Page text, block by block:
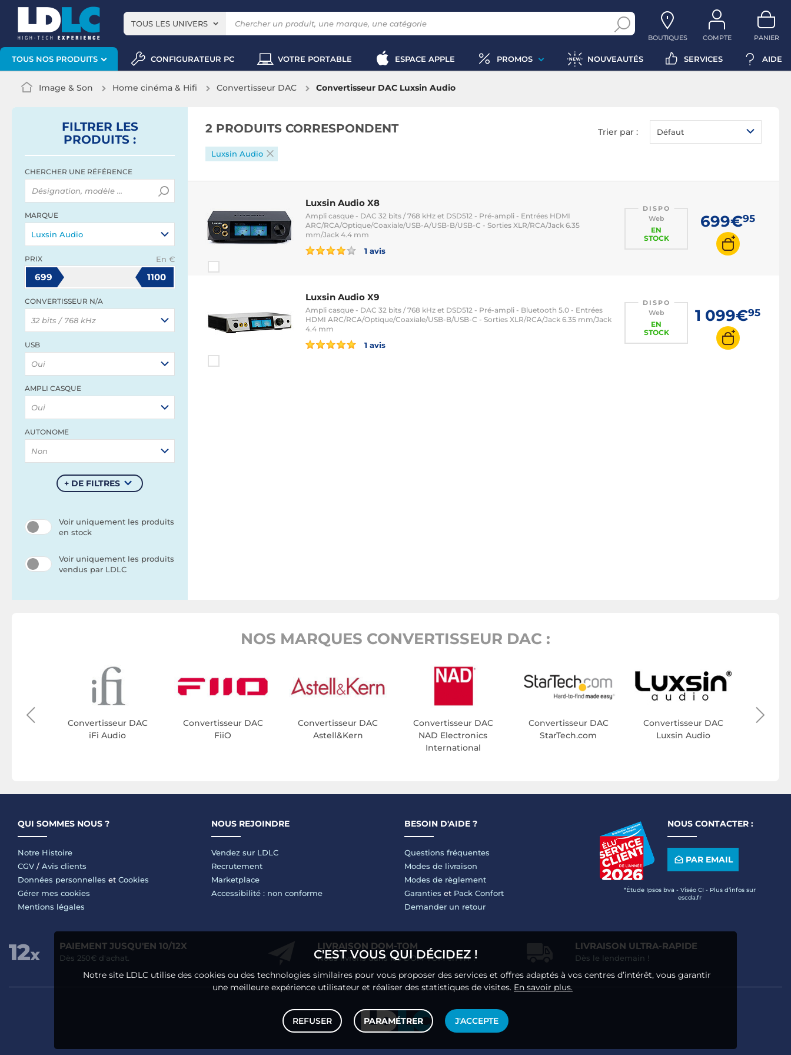
TOUS LES UNIVERS
BOUTIQUES COMPTE PANIER
TOUS NOS PRODUITS CONFIGURATEUR PC VOTRE PORTABLE ESPACE APPLE PROMOS NOUVEAUTÉS SERVICES AIDE
Image & Son Home cinéma & Hifi Convertisseur DAC Convertisseur DAC Luxsin Audio
FILTRER LES
PRODUITS :
CHERCHER UNE RÉFÉRENCE
MARQUE
Luxsin Audio
PRIX En €
699 1100
CONVERTISSEUR N/A
32 bits / 768 kHz
USB
Oui
AMPLI CASQUE
Oui
AUTONOME
Non
+ DE FILTRES
Voir uniquement les produits
en stock
Voir uniquement les produits
vendus par LDLC
2 PRODUITS CORRESPONDENT Trier par : Défaut
Luxsin Audio
Luxsin Audio X8
Ampli casque - DAC 32 bits / 768 kHz et DSD512 - Pré-ampli - Entrées HDMI
ARC/RCA/Optique/Coaxiale/USB-A/USB-B/USB-C - Sorties XLR/RCA/Jack 6.35
mm/Jack 4.4 mm
1 avis
DISPO
Web
EN
STOCK
699€95
Luxsin Audio X9
Ampli casque - DAC 32 bits / 768 kHz et DSD512 - Pré-ampli - Bluetooth 5.0 - Entrées
HDMI ARC/RCA/Optique/Coaxiale/USB-B/USB-C - Sorties XLR/RCA/Jack 6.35 mm/Jack
4.4 mm
1 avis
DISPO
Web
EN
STOCK
1 099€95
NOS MARQUES CONVERTISSEUR DAC :
Convertisseur DAC
iFi Audio
Convertisseur DAC
FiiO
Convertisseur DAC
Astell&Kern
Convertisseur DAC
NAD Electronics
International
Convertisseur DAC
StarTech.com
Convertisseur DAC
Luxsin Audio
QUI SOMMES NOUS ?
Notre Histoire
CGV / Avis clients
Données personnelles et Cookies
Gérer mes cookies
Mentions légales
NOUS REJOINDRE
Vendez sur LDLC
Recrutement
Marketplace
Accessibilité : non conforme
BESOIN D'AIDE ?
Questions fréquentes
Modes de livraison
Modes de règlement
Garanties et Pack Confort
Demander un retour
NOUS CONTACTER :
PAR EMAIL
*Étude Ipsos bva - Viséo CI - Plus d’infos sur
escda.fr
PAIEMENT JUSQU'EN 10/12X
Dès 250€ d'achat.
LIVRAISON DOM-TOM
Nous livrons dans les DOM-TOM en HT !
LIVRAISON ULTRA-RAPIDE
Dès le lendemain !
C'EST VOUS QUI DÉCIDEZ !
Notre site LDLC utilise des cookies ou des technologies similaires pour vous proposer des services et offres adaptés à vos centres d’intérêt, vous garantir
une meilleure expérience utilisateur et réaliser des statistiques de visites. En savoir plus.
REFUSER PARAMÉTRER J'ACCEPTE